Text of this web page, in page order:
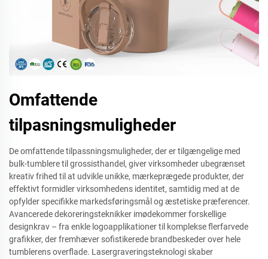
Omfattende
tilpasningsmuligheder
De omfattende tilpassningsmuligheder, der er tilgængelige med
bulk-tumblere til grossisthandel, giver virksomheder ubegrænset
kreativ frihed til at udvikle unikke, mærkeprægede produkter, der
effektivt formidler virksomhedens identitet, samtidig med at de
opfylder specifikke markedsføringsmål og æstetiske præferencer.
Avancerede dekoreringsteknikker imødekommer forskellige
designkrav – fra enkle logoapplikationer til komplekse flerfarvede
grafikker, der fremhæver sofistikerede brandbeskeder over hele
tumblerens overflade. Lasergraveringsteknologi skaber